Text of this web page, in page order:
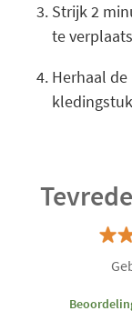
Strijk 2
te
Herhaal